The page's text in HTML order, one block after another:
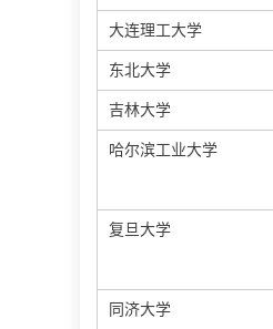
大连理工大学
东北大学
吉林大学
哈尔滨工业大学
复旦大学
同济大学